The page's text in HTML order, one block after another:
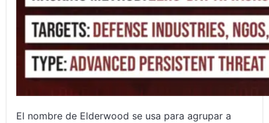
El nombre de Elderwood se usa para agrupar a